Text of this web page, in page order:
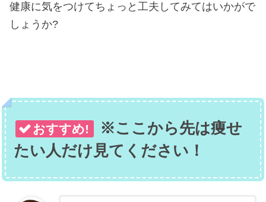
健康に気をつけてちょっと工夫してみてはいかがで
しょうか?
おすすめ!
※ここから先は痩せ
たい人だけ見てください！